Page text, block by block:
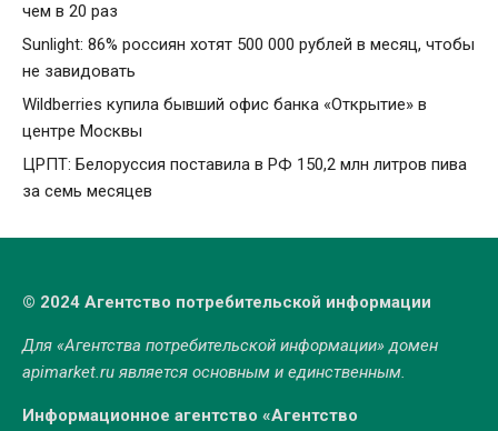
чем в 20 раз
Sunlight: 86% россиян хотят 500 000 рублей в месяц, чтобы
не завидовать
Wildberries купила бывший офис банка «Открытие» в
центре Москвы
ЦРПТ: Белоруссия поставила в РФ 150,2 млн литров пива
за семь месяцев
© 2024 Агентство потребительской информации
Для «Агентства потребительской информации» домен
apimarket.ruявляется основным и единственным.
Информационное агентство «Агентство